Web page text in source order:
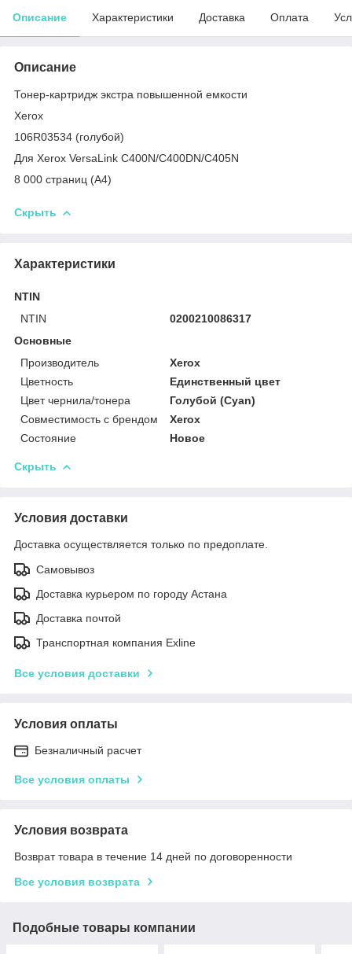
Описание Характеристики Доставка Оплата
Описание
Тонер-картридж экстра повышенной емкости
Xerox
106R03534 (голубой)
Для Xerox VersaLink C400N/C400DN/C405N
8 000 страниц (А4)
Скрыть
Характеристики
NTIN
NTIN
0200210086317
Основные
Производитель
Xerox
Цветность
Единственный цвет
Цвет чернила/тонера
Голубой (Cyan)
Совместимость с брендом
Xerox
Состояние
Новое
Скрыть
Условия доставки
Доставка осуществляется только по предоплате.
Самовывоз
Доставка курьером по городу Астана
Доставка почтой
Транспортная компания Exline
Все условия доставки
Условия оплаты
Безналичный расчет
Все условия оплаты
Условия возврата
Возврат товара в течение 14 дней по договоренности
Все условия возврата
Подобные товары компании